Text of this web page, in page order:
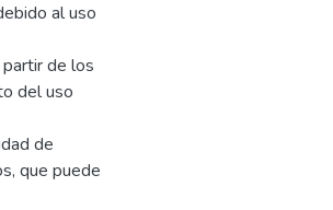
al uso
de los
del uso
de
que puede